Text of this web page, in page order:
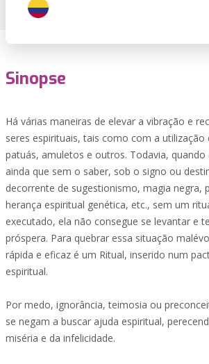
Sinopse
Há várias maneiras de elevar a vibração e
seres espirituais, tais como com a utilização
patuás, amuletos e outros. Todavia, quando
ainda que sem o saber, sob o signo ou
decorrente de sugestionismo, magia negra,
herança espiritual genética, etc., sem um
executado, ela não consegue se levantar e
próspera. Para quebrar essa situação
rápida e eficaz é um Ritual, inserido num
espiritual.
Por medo, ignorância, teimosia ou
se negam a buscar ajuda espiritual,
miséria e da infelicidade.